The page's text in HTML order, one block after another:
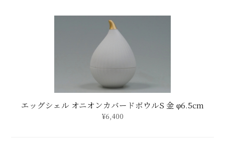
エッグシェル オニオンカバードボウルS 金 φ6.5cm
¥6,400